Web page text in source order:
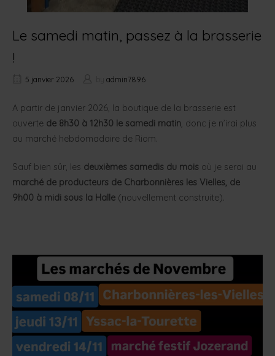
Le samedi matin, passez à la brasserie
!
5 janvier 2026 admin7896
A partir de janvier 2026, la boutique de la brasserie est
ouverte de 8h30 à 12h30 le samedi matin, donc je n’irai plus
au marché hebdomadaire de Riom.
Sauf bien sûr, les deuxièmes samedis du mois où je serai au
marché de producteurs de Charbonnières les Vielles, de
9h00 à midi sous la Halle (nouvellement construite).